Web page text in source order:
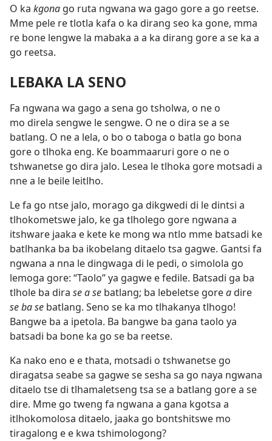
O ka kgona go ruta ngwana wa gago gore a go reetse.
Mme pele re tlotla kafa o ka dirang seo ka gone, mma
re bone lengwe la mabaka a a ka dirang gore a se ka a
go reetsa.
LEBAKA LA SENO
Fa ngwana wa gago a sena go tsholwa, o ne o
mo direla sengwe le sengwe. O ne o dira se a se
batlang. O ne a lela, o bo o taboga o batla go bona
gore o tlhoka eng. Ke boammaaruri gore o ne o
tshwanetse go dira jalo. Lesea le tlhoka gore motsadi a
nne a le beile leitlho.
Le fa go ntse jalo, morago ga dikgwedi di le dintsi a
tlhokometswe jalo, ke ga tlholego gore ngwana a
itshware jaaka e kete ke mong wa ntlo mme batsadi ke
batlhanka ba ba ikobelang ditaelo tsa gagwe. Gantsi fa
ngwana a nna le dingwaga di le pedi, o simolola go
lemoga gore: “Taolo” ya gagwe e fedile. Batsadi ga ba
tlhole ba dira se a se batlang; ba lebeletse goreadire
se ba se batlang. Seno se ka mo tlhakanya tlhogo!
Bangwe ba a ipetola. Ba bangwe ba gana taolo ya
batsadi ba bone ka go se ba reetse.
Ka nako eno e e thata, motsadi o tshwanetse go
diragatsa seabe sa gagwe se sesha sa go naya ngwana
ditaelo tse di tlhamaletseng tsa se a batlang gore a se
dire. Mme go tweng fa ngwana a gana kgotsa a
itlhokomolosa ditaelo, jaaka go bontshitswe mo
tiragalong e e kwa tshimologong?